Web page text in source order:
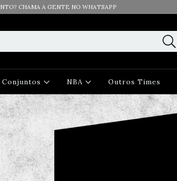
CHAMA A GENTE NO WHATSAPP
Conjuntos NBA Outros Times